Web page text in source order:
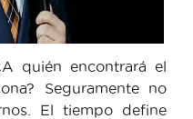
quién encontrará el
Seguramente no
El tiempo define